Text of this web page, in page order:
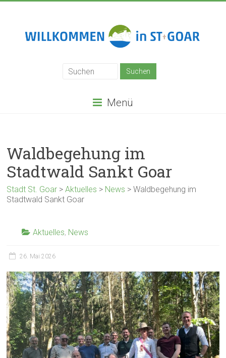
Menü
Waldbegehung im
Stadtwald Sankt Goar
Stadt St. Goar >Aktuelles > News >Waldbegehung im
Stadtwald Sankt Goar
Aktuelles, News
26. Mai 2026